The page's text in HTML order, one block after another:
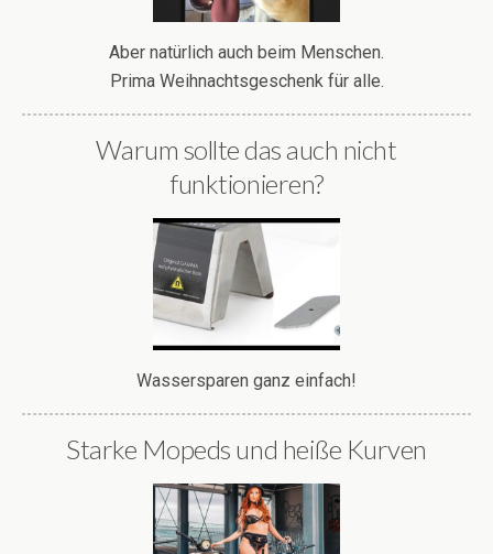
Aber natürlich auch beim Menschen.
Prima Weihnachtsgeschenk für alle.
Warum sollte das auch nicht
funktionieren?
Wassersparen ganz einfach!
Starke Mopeds und heiße Kurven